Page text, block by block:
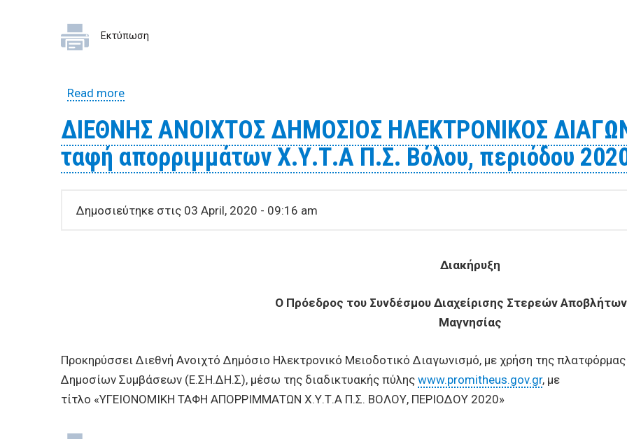
Εκτύπωση
Read moreabout ΔΙΑΚΗΡΥΞΗ ΑΝΟΙΧΤΟΥ ΔΙΕΘΝOYΣ ΔΗΜΟΣΙΟΥ ΗΛΕΚΤΡΟΝΙΚΟΥ ΜΕΙΟΔΟΤΙΚΟΥ
ΔΙΕΘΝΗΣ ΑΝΟΙΧΤΟΣ ΔΗΜΟΣΙΟΣ ΗΛΕΚΤΡΟΝΙΚΟΣ
ταφή απορριμμάτων Χ.Υ.Τ.Α Π.Σ. Βόλου, περιόδου
Δημοσιεύτηκε στις 03 April, 2020 - 09:16 am
Διακήρυξη
Ο Πρόεδρος του Συνδέσμου Διαχείρισης Στερεών
Μαγνησίας
Προκηρύσσει Διεθνή Aνοιχτό Δημόσιο Ηλεκτρονικό Μειοδοτικό Διαγωνισμό, με χρήση της
Δημοσίων Συμβάσεων (Ε.ΣΗ.ΔΗ.Σ), μέσω της διαδικτυακής πύλης www.promitheus.gov.gr, με
τίτλο «ΥΓΕΙΟΝΟΜΙΚΗ ΤΑΦΗ ΑΠΟΡΡΙΜΜΑΤΩΝ Χ.Υ.Τ.Α Π.Σ. ΒΟΛΟΥ, ΠΕΡΙΟΔΟΥ 2020»